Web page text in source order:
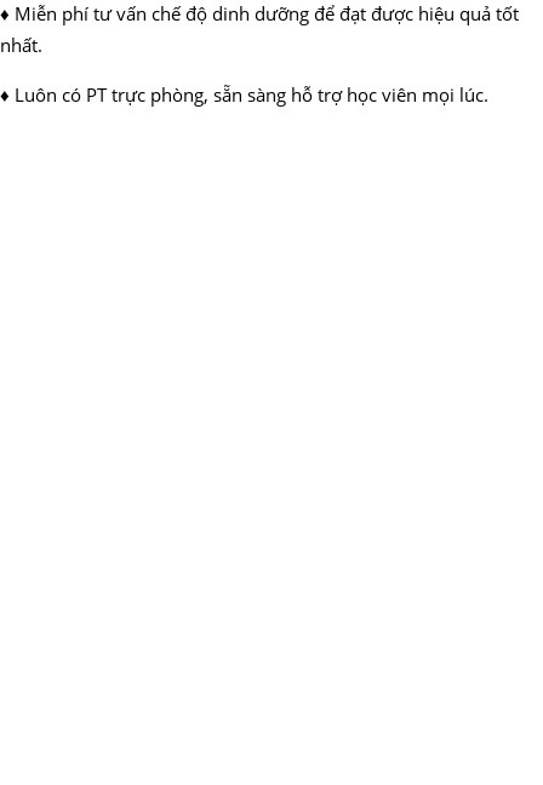
♦ Miễn phí tư vấn chế độ dinh dưỡng để đạt được hiệu quả tốt
nhất.
♦ Luôn có PT trực phòng, sẵn sàng hỗ trợ học viên mọi lúc.